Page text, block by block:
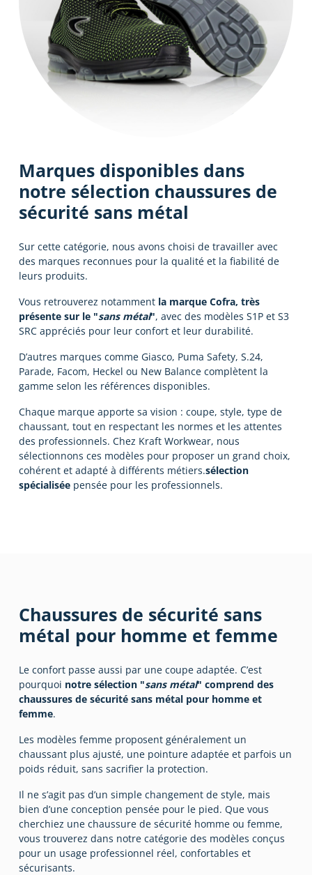
Marques disponibles dans
notre sélection chaussures de
sécurité sans métal
Sur cette catégorie, nous avons choisi de travailler avec
des marques reconnues pour la qualité et la fiabilité de
leurs produits.
Vous retrouverez notamment la marque Cofra, très
présente sur le "sans métal", avec des modèles S1P et S3
SRC appréciés pour leur confort et leur durabilité.
D’autres marques comme Giasco, Puma Safety, S.24,
Parade, Facom, Heckel ou New Balance complètent la
gamme selon les références disponibles.
Chaque marque apporte sa vision : coupe, style, type de
chaussant, tout en respectant les normes et les attentes
des professionnels. Chez Kraft Workwear, nous
sélectionnons ces modèles pour proposer un grand choix,
cohérent et adapté à différents métiers.sélection
spécialiséepensée pour les professionnels.
Chaussures de sécurité sans
métal pour homme et femme
Le confort passe aussi par une coupe adaptée. C’est
pourquoi notre sélection "sans métal" comprend des
chaussures de sécurité sans métal pour homme et
femme.
Les modèles femme proposent généralement un
chaussant plus ajusté, une pointure adaptée et parfois un
poids réduit, sans sacrifier la protection.
Il ne s’agit pas d’un simple changement de style, mais
bien d’une conception pensée pour le pied. Que vous
cherchiez une chaussure de sécurité homme ou femme,
vous trouverez dans notre catégorie des modèles conçus
pour un usage professionnel réel, confortables et
sécurisants.